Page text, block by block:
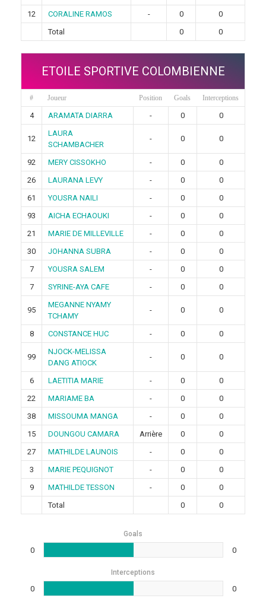
12
CORALINE RAMOS - 0
0
Total
0 0
ETOILE SPORTIVE COLOMBIENNE
# Joueur Position Goals Interceptions
4 ARAMATA DIARRA - 0 0
12
LAURA
SCHAMBACHER
- 0 0
92 MERY CISSOKHO - 0
0
26
LAURANA LEVY - 0
0
61
YOUSRA NAILI - 0
0
93
AICHA ECHAOUKI - 0
0
21
MARIE DE MILLEVILLE - 0
0
30
JOHANNA SUBRA - 0
0
7
YOUSRA SALEM - 0
0
7
SYRINE-AYA CAFE - 0 0
95
MEGANNE NYAMY
TCHAMY
- 0 0
8 CONSTANCE HUC - 0 0
99
NJOCK-MELISSA
DANG ATIOCK
- 0 0
6 LAETITIA MARIE - 0
0
22
MARIAME BA - 0
0
38
MISSOUMA MANGA - 0
0
15
DOUNGOU CAMARA Arrière 0
0
27
MATHILDE LAUNOIS - 0
0
3
MARIE PEQUIGNOT - 0
0
9
MATHILDE TESSON - 0
0
Total
0 0
Goals
0 0
Interceptions
0 0